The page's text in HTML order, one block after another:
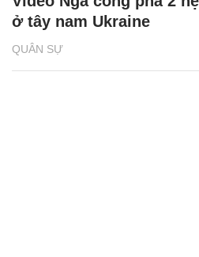
QUÂN SỰ
ở tây nam Ukraine